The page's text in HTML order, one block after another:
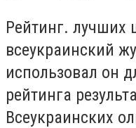
Рейтинг. лучших
всеукраинский
использовал он
рейтинга
Всеукраинских